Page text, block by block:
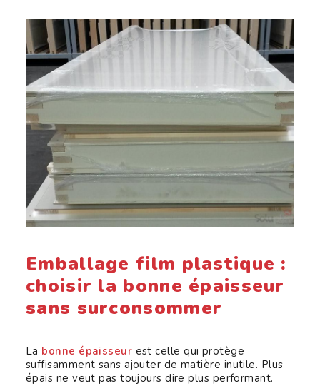
Emballage film plastique :
choisir la bonne épaisseur
sans surconsommer
La bonne épaisseur est celle qui protège
suffisamment sans ajouter de matière inutile. Plus
épais ne veut pas toujours dire plus performant.